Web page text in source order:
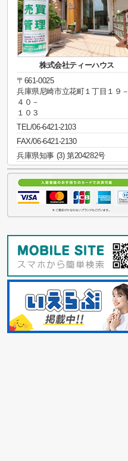
株式会社ティーハウス
〒661-0025
兵庫県尼崎市立花町１丁目１９－
４０－
１０３
TEL/06-6421-2103
FAX/06-6421-2130
兵庫県知事 (3) 第204282号